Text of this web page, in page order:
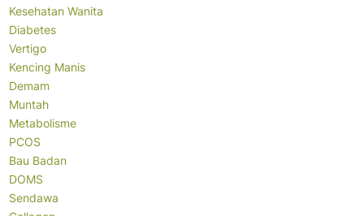
Kesehatan Wanita
Diabetes
Vertigo
Kencing Manis
Demam
Muntah
Metabolisme
PCOS
Bau Badan
DOMS
Sendawa